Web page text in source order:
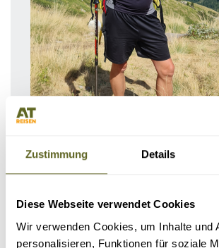
Zustimmung Details
Diese Webseite verwendet Cookies
Wir verwenden Cookies, um Inhalte und
personalisieren, Funktionen für soziale
Geschäftsführer, Marketing, Afrika
Tel: 0341 / 55 00 94 -20
E-Mail:peter.kiefer@at-reisen.de